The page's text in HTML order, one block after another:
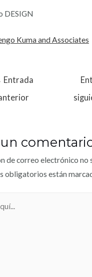
DESIGN
Kuma and Associates
Entrada
de correo electrónico no
obligatorios están